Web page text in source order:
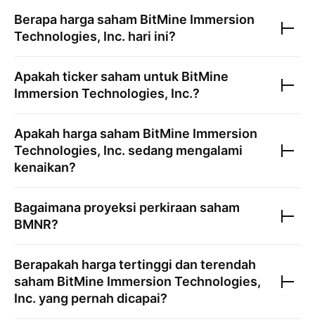
Berapa harga saham BitMine Immersion
Technologies, Inc. hari ini?
Apakah ticker saham untuk BitMine
Immersion Technologies, Inc.?
Apakah harga saham BitMine Immersion
Technologies, Inc. sedang mengalami
kenaikan?
Bagaimana proyeksi perkiraan saham
BMNR?
Berapakah harga tertinggi dan terendah
saham BitMine Immersion Technologies,
Inc. yang pernah dicapai?